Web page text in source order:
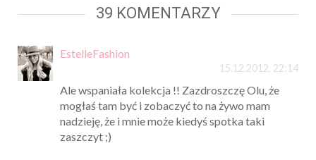
39 KOMENTARZY
EstelleFashion
15.12.2012, 22:14
Ale wspaniała kolekcja !! Zazdroszczę Olu, że
mogłaś tam być i zobaczyć to na żywo mam
nadzieję, że i mnie może kiedyś spotka taki
zaszczyt ;)